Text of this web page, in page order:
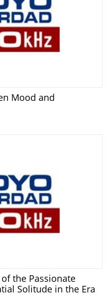
Mood and
the Passionate
Solitude in the Era